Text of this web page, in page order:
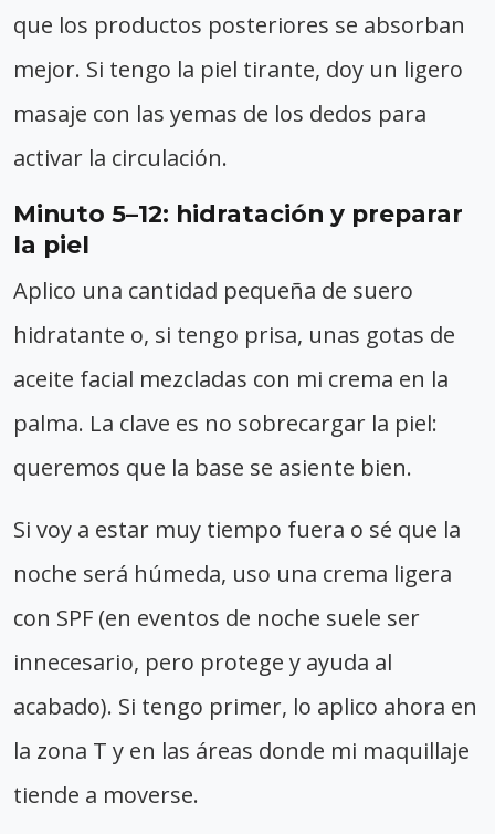
que los productos posteriores se absorban
mejor. Si tengo la piel tirante, doy un ligero
masaje con las yemas de los dedos para
activar la circulación.
Minuto 5–12: hidratación y preparar
la piel
Aplico una cantidad pequeña de suero
hidratante o, si tengo prisa, unas gotas de
aceite facial mezcladas con mi crema en la
palma. La clave es no sobrecargar la piel:
queremos que la base se asiente bien.
Si voy a estar muy tiempo fuera o sé que la
noche será húmeda, uso una crema ligera
con SPF (en eventos de noche suele ser
innecesario, pero protege y ayuda al
acabado). Si tengo primer, lo aplico ahora en
la zona T y en las áreas donde mi maquillaje
tiende a moverse.